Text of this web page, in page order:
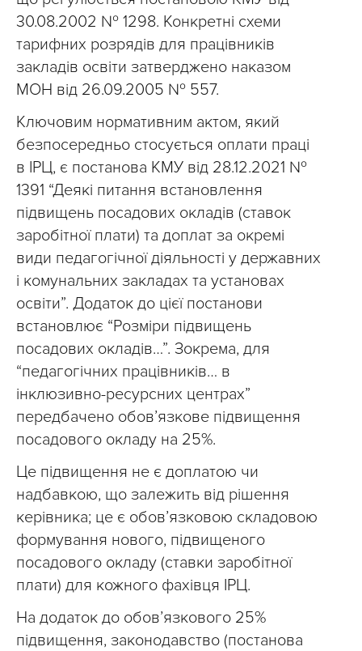
30.08.2002 № 1298. Конкретні схеми
тарифних розрядів для працівників
закладів освіти затверджено наказом
МОН від 26.09.2005 № 557.
Ключовим нормативним актом, який
безпосередньо стосується оплати праці
в ІРЦ, є постанова КМУ від 28.12.2021 №
1391 “Деякі питання встановлення
підвищень посадових окладів (ставок
заробітної плати) та доплат за окремі
види педагогічної діяльності у державних
і комунальних закладах та установах
освіти”. Додаток до цієї постанови
встановлює “Розміри підвищень
посадових окладів…”. Зокрема, для
“педагогічних працівників… в
інклюзивно-ресурсних центрах”
передбачено обов’язкове підвищення
посадового окладу на 25%.
Це підвищення не є доплатою чи
надбавкою, що залежить від рішення
керівника; це є обов’язковою складовою
формування нового, підвищеного
посадового окладу (ставки заробітної
плати) для кожного фахівця ІРЦ.
На додаток до обов’язкового 25%
підвищення, законодавство (постанова